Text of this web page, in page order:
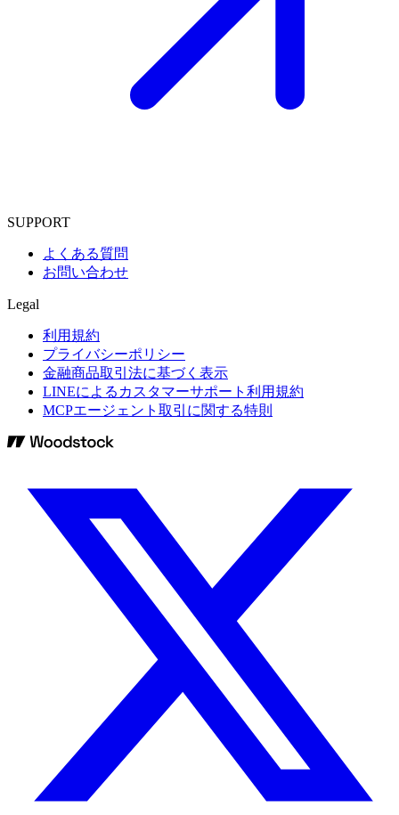
SUPPORT
よくある質問
お問い合わせ
Legal
利用規約
プライバシーポリシー
金融商品取引法に基づく表示
LINEによるカスタマーサポート利用規約
MCPエージェント取引に関する特則